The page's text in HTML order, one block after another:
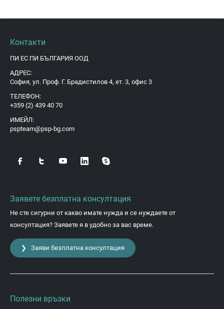
Контакти
ПИ ЕС ПИ БЪЛГАРИЯ ООД
АДРЕС:
София, ул. Проф. Г. Брадистилов 4, ет. 3, офис 3
ТЕЛЕФОН:
+359 (2) 439 40 70
ИМЕЙЛ:
pspteam@psp-bg.com
Заявете безплатна консултация
Не сте сигурни от какво имате нужда и се нуждаете от
консултация? Заявете я в удобно за вас време.
❯ Заяви безплатна консултация
Полезни връзки